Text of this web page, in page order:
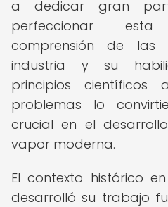
a dedicar gran
perfeccionar
comprensión de las
industria y su
principios
problemas lo
crucial en el
vapor moderna.
El contexto histórico
desarrolló su trabajo